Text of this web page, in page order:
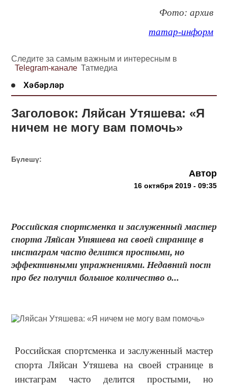
Фото: архив
татар-информ
Следите за самым важным и интересным в
Telegram-канале Татмедиа
Хәбәрләр
Заголовок: Ляйсан Утяшева: «Я
ничем не могу вам помочь»
Бүлешү:
Автор
16 октября 2019 - 09:35
Российская спортсменка и заслуженный мастер
спорта Ляйсан Утяшева на своей странице в
инстаграм часто делится простыми, но
эффективными упражнениями. Недавний пост
про бег получил большое количество о...
Российская спортсменка и заслуженный мастер
спорта Ляйсан Утяшева на своей странице в
инстаграм часто делится простыми, но